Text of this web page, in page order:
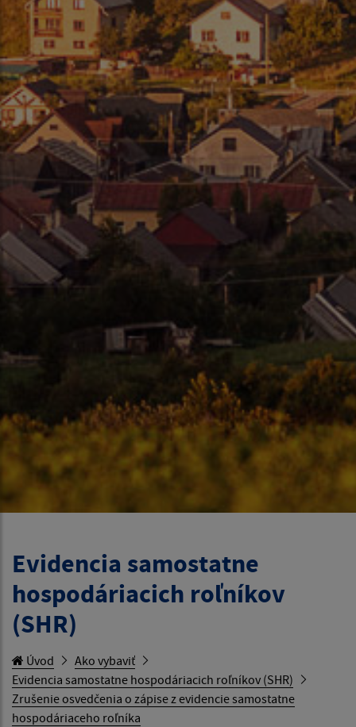
Evidencia samostatne
hospodáriacich roľníkov
(SHR)
Úvod
Ako vybaviť
Evidencia samostatne hospodáriacich roľníkov (SHR)
Zrušenie osvedčenia o zápise z evidencie samostatne
hospodáriaceho roľníka